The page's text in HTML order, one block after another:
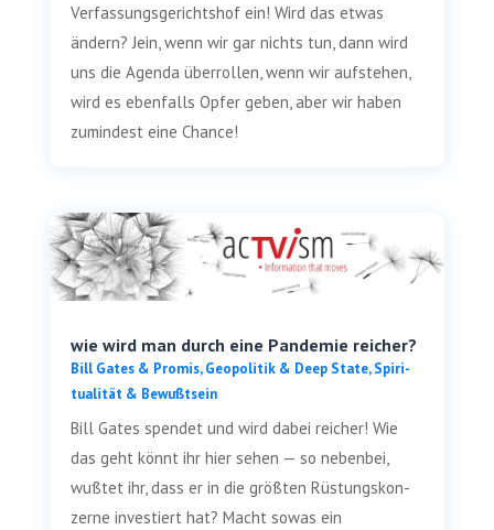
Ver­fas­sungs­ge­richts­hof ein! Wird das etwas
ändern? Jein, wenn wir gar nichts tun, dann wird
uns die Agen­da über­rol­len, wenn wir auf­ste­hen,
wird es eben­falls Opfer geben, aber wir haben
zumin­dest eine Chance!
wie wird man durch eine Pandemie reicher?
Bill Gates & Pro­mis,Geo­po­li­tik & Deep Sta­te,Spi­ri­
tua­li­tät & Bewußtsein
Bill Gates spen­det und wird dabei rei­cher! Wie
das geht könnt ihr hier sehen — so neben­bei,
wuß­tet ihr, dass er in die größ­ten Rüs­tungs­kon­
zer­ne inves­tiert hat? Macht sowas ein